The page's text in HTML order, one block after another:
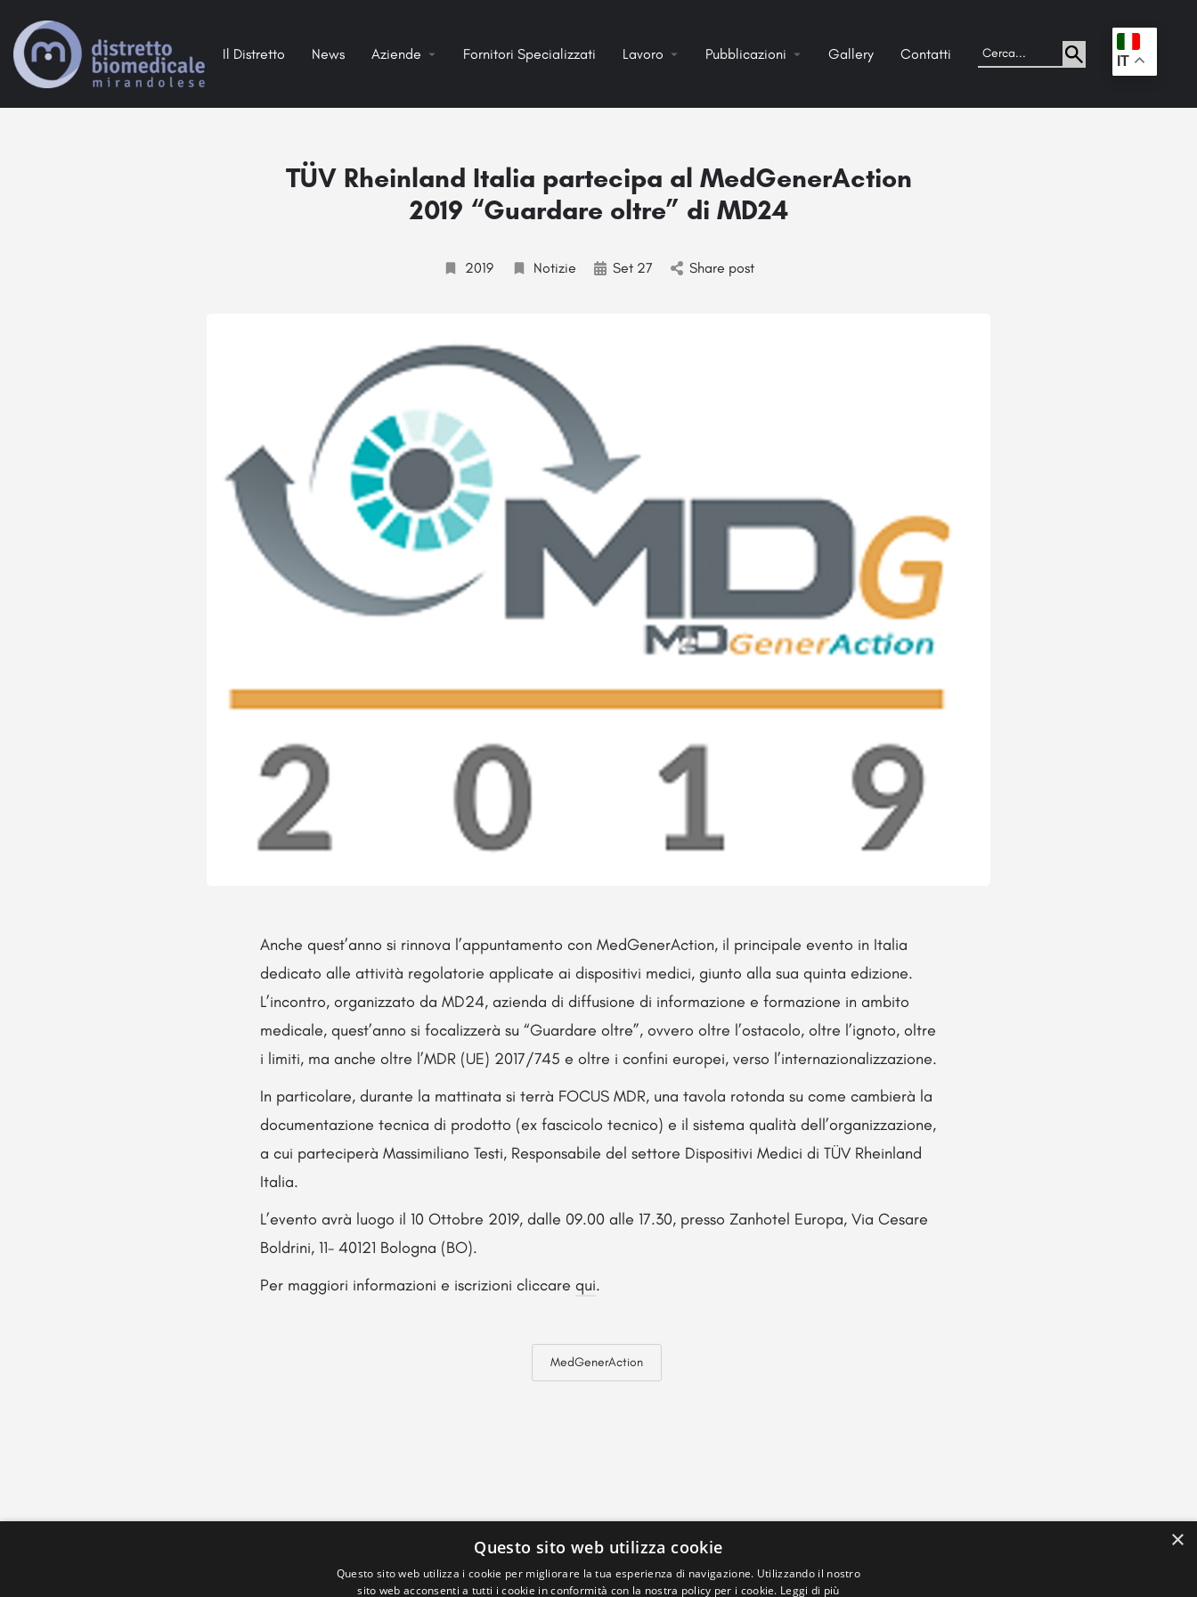
Il Distretto News Aziende Fornitori Specializzati Lavoro Pubblicazioni Gallery Contatti . IT
TÜV Rheinland Italia partecipa al MedGenerAction
2019 “Guardare oltre” di MD24
2019 Notizie Set 27 Share post
Anche quest’anno si rinnova l’appuntamento con MedGenerAction, il principale evento in Italia
dedicato alle attività regolatorie applicate ai dispositivi medici, giunto alla sua quinta edizione.
L’incontro, organizzato da MD24, azienda di diffusione di informazione e formazione in ambito
medicale, quest’anno si focalizzerà su “Guardare oltre”, ovvero oltre l’ostacolo, oltre l’ignoto, oltre
i limiti, ma anche oltre l’MDR (UE) 2017/745 e oltre i confini europei, verso l’internazionalizzazione.
In particolare, durante la mattinata si terrà FOCUS MDR, una tavola rotonda su come cambierà la
documentazione tecnica di prodotto (ex fascicolo tecnico) e il sistema qualità dell’organizzazione,
a cui parteciperà Massimiliano Testi, Responsabile del settore Dispositivi Medici di TÜV Rheinland
Italia.
L’evento avrà luogo il 10 Ottobre 2019, dalle 09.00 alle 17.30, presso Zanhotel Europa, Via Cesare
Boldrini, 11- 40121 Bologna (BO).
Per maggiori informazioni e iscrizioni cliccare qui.
MedGenerAction
×
Questo sito web utilizza cookie
Questo sito web utilizza i cookie per migliorare la tua esperienza di navigazione. Utilizzando il nostro
sito web acconsenti a tutti i cookie in conformità con la nostra policy per i cookie. Leggi di più